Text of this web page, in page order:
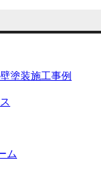
塗装施工事例
ム